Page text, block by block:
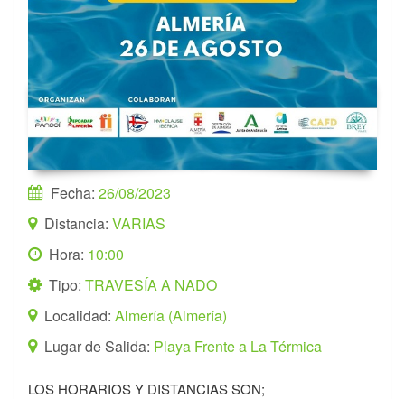
Fecha: 26/08/2023
Distancia: VARIAS
Hora: 10:00
Tipo: TRAVESÍA A NADO
Localidad: Almería (Almería)
Lugar de Salida: Playa Frente a La Térmica
LOS HORARIOS Y DISTANCIAS SON;